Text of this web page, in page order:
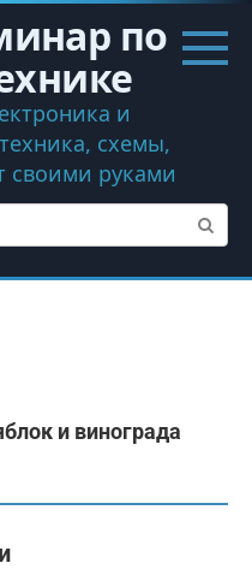
по
и
схемы,
своими руками
и винограда